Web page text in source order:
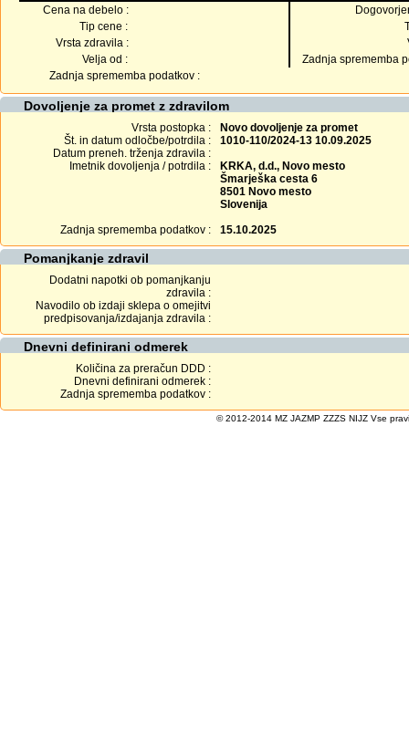
Cena na debelo :
Tip cene :
Vrsta zdravila :
Velja od :
Zadnja sprememba
Zadnja sprememba podatkov :
Dovoljenje za promet z zdravilom
Vrsta postopka :
Novo dovoljenje za promet
Št. in datum odločbe/potrdila :
1010-110/2024-13 10.09.2025
Datum preneh. trženja zdravila :
Imetnik dovoljenja / potrdila :
KRKA, d.d., Novo mesto
Šmarješka cesta 6
8501 Novo mesto
Slovenija
Zadnja sprememba podatkov :
15.10.2025
Pomanjkanje zdravil
Dodatni napotki ob pomanjkanju
zdravila :
Navodilo ob izdaji sklepa o omejitvi
predpisovanja/izdajanja zdravila :
Dnevni definirani odmerek
Količina za preračun DDD :
Dnevni definirani odmerek :
Zadnja sprememba podatkov :
© 2012-2014 MZ JAZMP ZZZS NIJZ Vse